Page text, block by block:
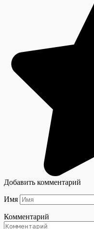
Добавить комментарий
Имя
Комментарий